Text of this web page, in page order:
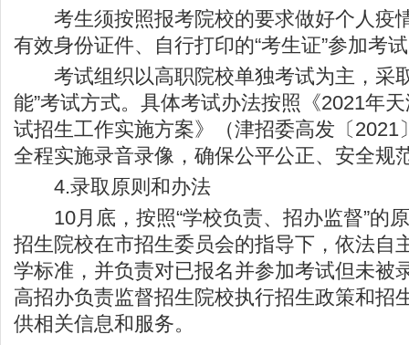
考生须按照报考院校的要求做好个人疫
有效身份证件、自行打印的“考生证”参加考
考试组织以高职院校单独考试为主，采
能”考试方式。具体考试办法按照《2021年
试招生工作实施方案》（津招委高发〔2021
全程实施录音录像，确保公平公正、安全规
4.录取原则和办法
10月底，按照“学校负责、招办监督”的
招生院校在市招生委员会的指导下，依法自
学标准，并负责对已报名并参加考试但未被
高招办负责监督招生院校执行招生政策和招
供相关信息和服务。